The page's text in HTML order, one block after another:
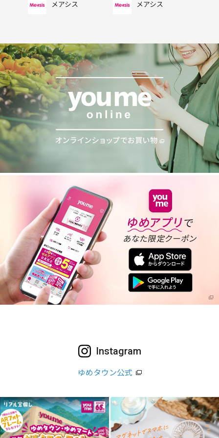
メアシス メアシス
Instagram
ゆめタウン公式